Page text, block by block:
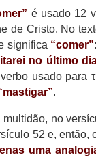
é usado 12
de Cristo. No
significa “comer”:
no último
usado para
.
no
52 e, então,
uma